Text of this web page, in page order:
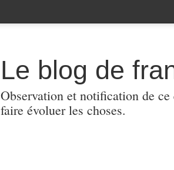
Le blog de
Observation et notification de
faire évoluer les choses.